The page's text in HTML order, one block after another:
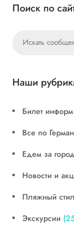
Поиск по
Наши
Билет информ
Все по
Едем за город
Новости и
Пляжный
Экскурсии